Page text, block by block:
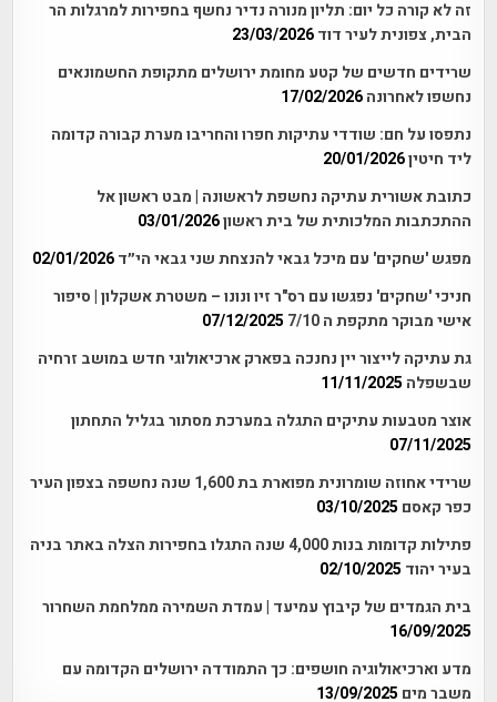
זה לא קורה כל יום: תליון מנורה נדיר נחשף בחפירות למרגלות הר
הבית, צפונית לעיר דוד 23/03/2026
שרידים חדשים של קטע מחומת ירושלים מתקופת החשמונאים
נחשפו לאחרונה 17/02/2026
נתפסו על חם: שודדי עתיקות חפרו והחריבו מערת קבורה קדומה
ליד חיטין20/01/2026
כתובת אשורית עתיקה נחשפת לראשונה | מבט ראשון אל
ההתכתבות המלכותית של בית ראשון03/01/2026
מפגש 'שחקים' עם מיכל גבאי להנצחת שני גבאי הי״ד 02/01/2026
חניכי 'שחקים' נפגשו עם רס"ר זיו ונונו – משטרת אשקלון | סיפור
אישי מבוקר מתקפת ה 7/10
07/12/2025
גת עתיקה לייצור יין נחנכה בפארק ארכיאולוגי חדש במושב זרחיה
שבשפלה 11/11/2025
אוצר מטבעות עתיקים התגלה במערכת מסתור בגליל התחתון
07/11/2025
שרידי אחוזה שומרונית מפוארת בת 1,600 שנה נחשפה בצפון העיר
כפר קאסם 03/10/2025
פתילות קדומות בנות 4,000 שנה התגלו בחפירות הצלה באתר בניה
בעיר יהוד 02/10/2025
בית הגמדים של קיבוץ עמיעד | עמדת השמירה ממלחמת השחרור
16/09/2025
מדע וארכיאולוגיה חושפים: כך התמודדה ירושלים הקדומה עם
משבר מים 13/09/2025